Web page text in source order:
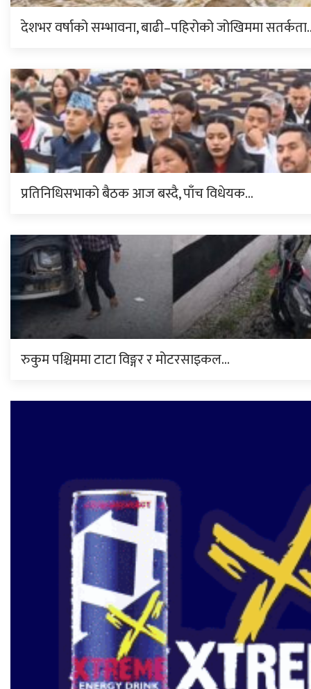
देशभर वर्षाको सम्भावना, बाढी–पहिरोको जोखिममा
प्रतिनिधिसभाको बैठक आज बस्दै, पाँच विधेयक…
रुकुम पश्चिममा टाटा विङ्गर र मोटरसाइकल…